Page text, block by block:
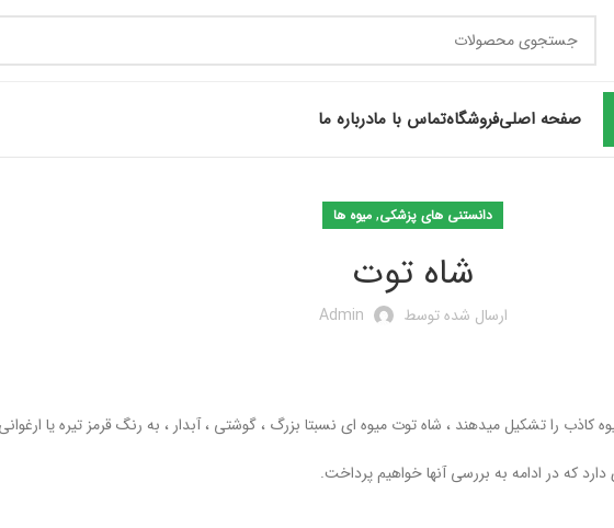
صفحه اصلیفروشگاهتماس با مادرباره ما
دانستنی های پزشکی, میوه ها
شاه توت
ارسال شده توسط Admin
را تشکیل میدهند ، شاه توت میوه ای نسبتا بزرگ ، گوشتی ، آبدار ، به رنگ قرمز تیره یا
که در ادامه به بررسی آنها خواهیم پرداخت.